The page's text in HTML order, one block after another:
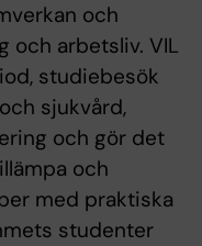
och
och arbetsliv. VIL
studiebesök
sjukvård,
och gör det
och
med praktiska
studenter